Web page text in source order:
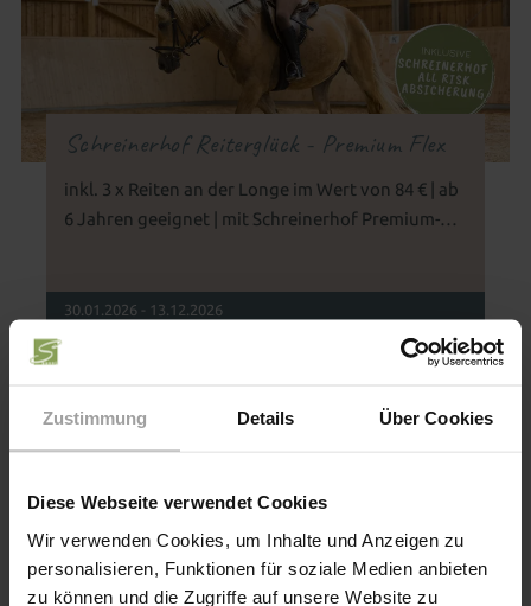
Zustimmung Details Über Cookies
Diese Webseite verwendet Cookies
Wir verwenden Cookies, um Inhalte und Anzeigen zu
personalisieren, Funktionen für soziale Medien anbieten
zu können und die Zugriffe auf unsere Website zu
Schreinerhof Reiterglück - Premium Flex
inkl. 3 x Reiten an der Longe im Wert von 84 € | ab
6 Jahren geeignet | mit Schreinerhof Premium-
30.01.2026 - 13.12.2026